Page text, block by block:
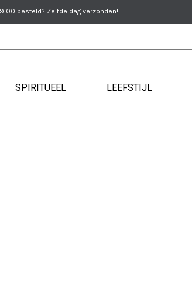
besteld? Zelfde dag verzonden!
SPIRITUEEL LEEFSTIJL